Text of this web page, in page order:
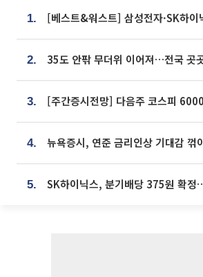
1.
2.
3.
4.
5.